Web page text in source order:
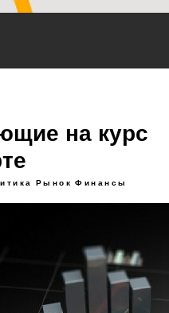
на курс
Рынок Финансы